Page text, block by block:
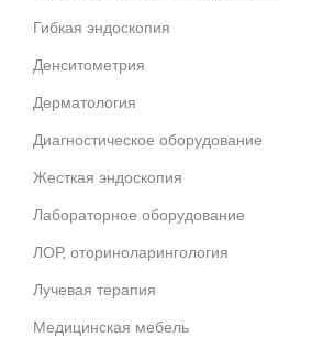
Гибкая эндоскопия
Денситометрия
Дерматология
Диагностическое оборудование
Жесткая эндоскопия
Лабораторное оборудование
ЛОР, оториноларингология
Лучевая терапия
Медицинская мебель